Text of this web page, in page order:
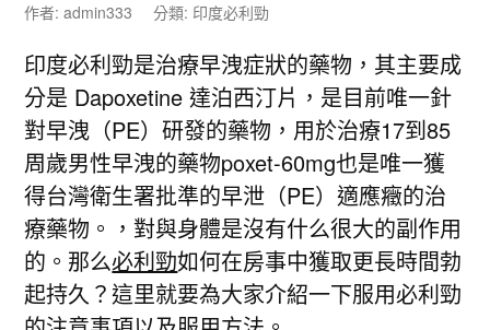
作者:admin333 分類: 印度必利勁
印度必利勁是治療早洩症狀的藥物，其主要成
分是 Dapoxetine 達泊西汀片，是目前唯一針
對早洩（PE）研發的藥物，用於治療17到85
周歲男性早洩的藥物poxet-60mg也是唯一獲
得台灣衛生署批準的早泄（PE）適應癥的治
療藥物。，對與身體是沒有什么很大的副作用
的。那么必利勁如何在房事中獲取更長時間勃
起持久？這里就要為大家介紹一下服用必利勁